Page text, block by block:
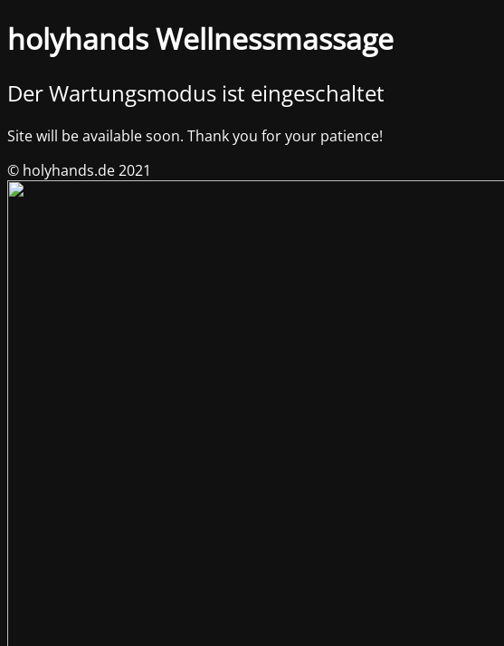
holyhands Wellnessmassage
Der Wartungsmodus ist eingeschaltet
Site will be available soon. Thank you for your patience!
© holyhands.de 2021